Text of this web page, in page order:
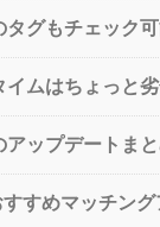
タグもチェック可
イムはちょっと
アップデートま
すめマッチング